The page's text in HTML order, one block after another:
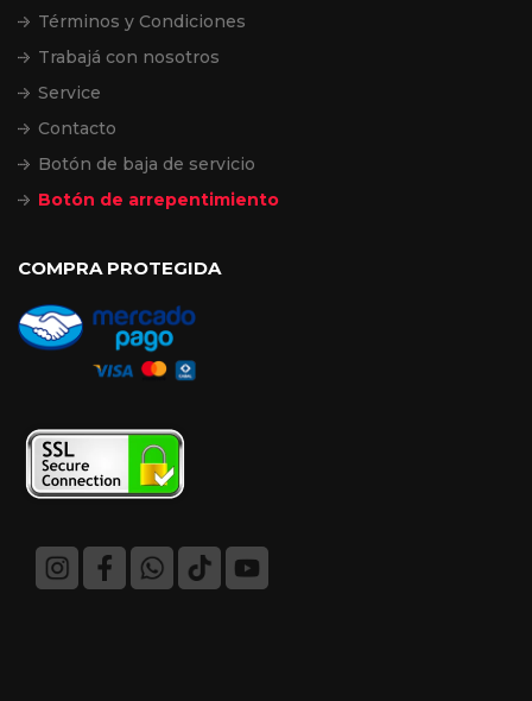
Términos y Condiciones
Trabajá con nosotros
Service
Contacto
Botón de baja de servicio
Botón de arrepentimiento
COMPRA PROTEGIDA